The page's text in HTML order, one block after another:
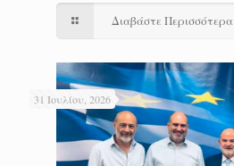
Διαβάστε Περισσότερα
31 Ιουλίου, 2026